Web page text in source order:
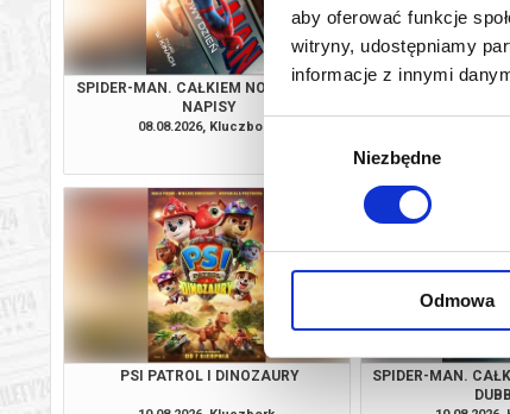
aby oferować funkcje
witryny, udostępniamy
informacje z innymi
Niezbędne
Odmowa
SPIDER-MAN. CAŁKIEM NOWY DZIEŃ -
NAPISY
08.08.2026, Kluczbork
KINO
PSI PATROL I DINOZAURY
SPIDER-MAN.